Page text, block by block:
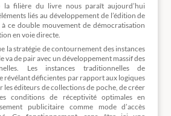
la filière du livre nous paraît aujourd’hui
liés au développement de l’édition de
ce double mouvement de démocratisation
en voie directe.
la stratégie de contournement des instances
de pair avec un développement massif des
Les instances traditionnelles de
révélant déficientes par rapport aux logiques
les éditeurs de collections de poche, de créer
conditions de réceptivité optimales en
publicitaire comme mode d’accès